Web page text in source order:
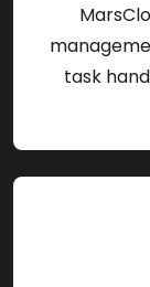
task